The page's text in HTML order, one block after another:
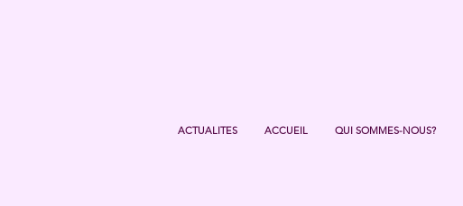
ACTUALITES ACCUEIL QUI SOMMES-NOUS?